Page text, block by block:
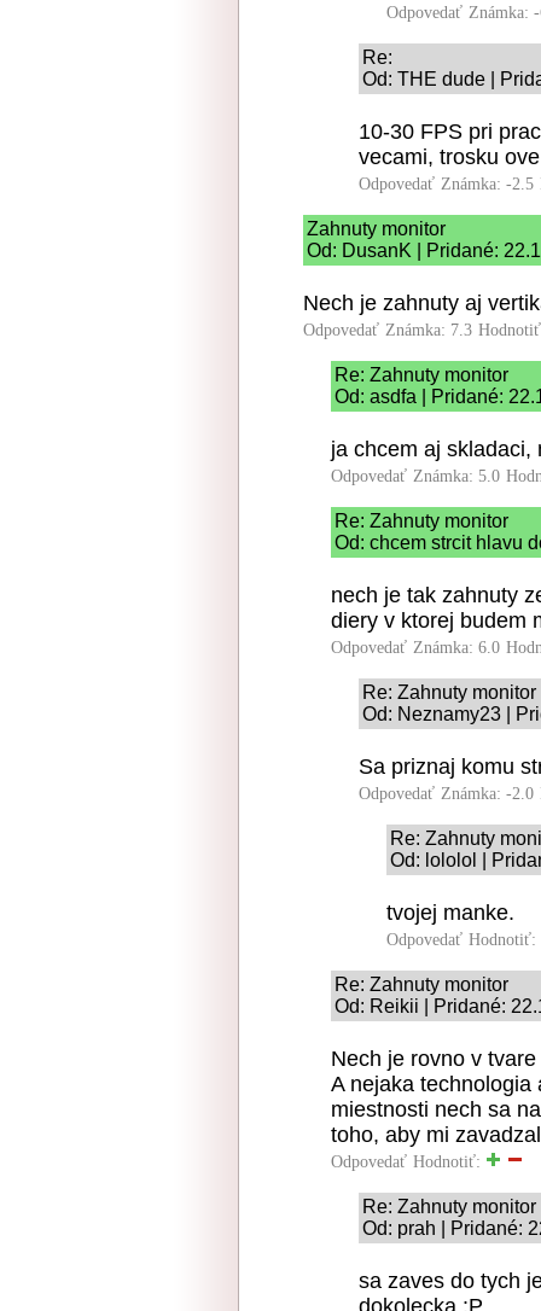
Odpovedať Známka:
Re:
Od: THE dude |
10-30 FPS pri
vecami, trosku
Odpovedať Známka: -2.5
Zahnuty monitor
Od: DusanK | Pridané:
Nech je zahnuty aj
Odpovedať Známka: 7.3
Re: Zahnuty monitor
Od: asdfa | Pridané:
ja chcem aj skladaci,
Odpovedať Známka: 5.0
Re: Zahnuty monitor
Od: chcem strcit hlavu
nech je tak zahnuty
diery v ktorej budem
Odpovedať Známka: 6.0
Re: Zahnuty monitor
Od: Neznamy23 |
Sa priznaj komu
Odpovedať Známka: -2.0
Re: Zahnuty
Od: lololol |
tvojej manke.
Odpovedať Hodnotiť:
Re: Zahnuty monitor
Od: Reikii | Pridané:
Nech je rovno v
A nejaka technologia
miestnosti nech sa
toho, aby mi
Odpovedať Hodnotiť:
Re: Zahnuty monitor
Od: prah | Pridané:
sa zaves do tych
dokolecka :P